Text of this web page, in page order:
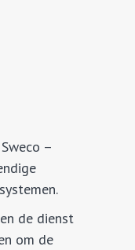
–
de dienst
om de